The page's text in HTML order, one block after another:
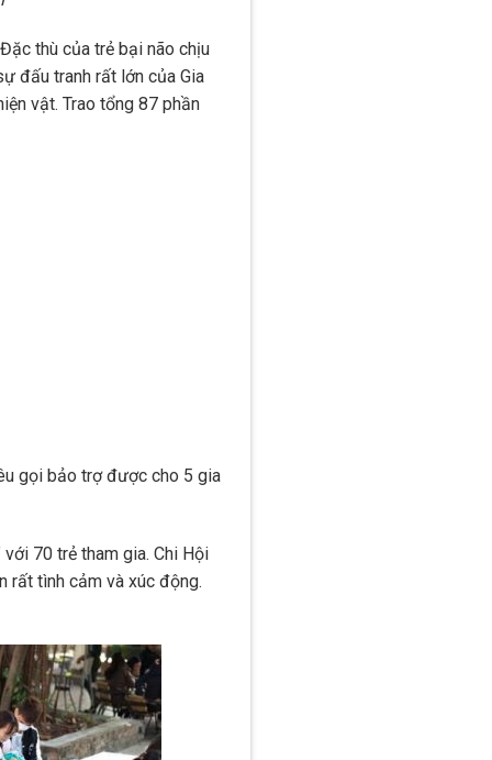
thù của trẻ bại não chịu
đấu tranh rất lớn của Gia
vật. Trao tổng 87 phần
gọi bảo trợ được cho 5 gia
70 trẻ tham gia. Chi Hội
rất tình cảm và xúc động.